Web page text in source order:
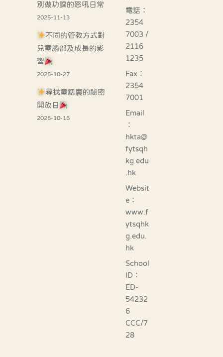
別做功課的怒吼日常
2025-11-13
不同的管教方式對
兒童腦部及成長的影
響
2025-10-27
尋找童話裏的祕密
開放日
2025-10-15
電話：
2354
7003 /
2116
1235
Fax：
2354
7001
Email
：
hkta@
fytsqh
kg.edu
.hk
Websit
e：
www.f
ytsqhk
g.edu.
hk
School
ID：
ED-
54232
6
CCC/7
28